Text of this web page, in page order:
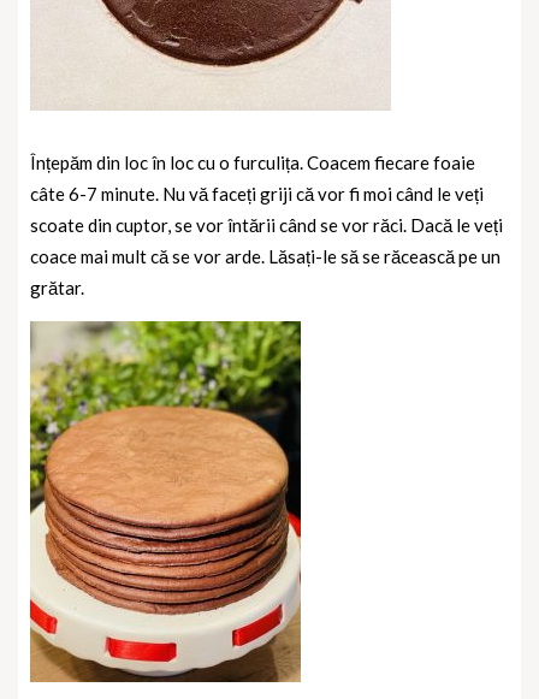
Înțepăm din loc în loc cu o furculița. Coacem fiecare foaie
câte 6-7 minute. Nu vă faceți griji că vor fi moi când le veți
scoate din cuptor, se vor întării când se vor răci. Dacă le veți
coace mai mult că se vor arde. Lăsați-le să se răcească pe un
grătar.